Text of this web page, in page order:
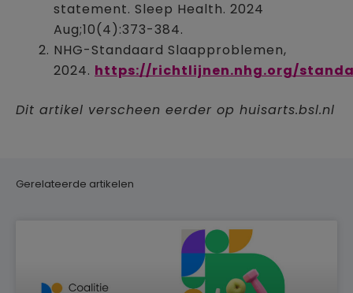
statement. Sleep Health. 2024
Aug;10(4):373-384.
NHG-Standaard Slaapproblemen,
2024. https://richtlijnen.nhg.org/
Dit artikel verscheen eerder op huisarts.bsl.nl
Gerelateerde artikelen